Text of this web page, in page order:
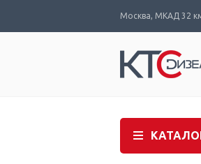
Москва, МКАД 32